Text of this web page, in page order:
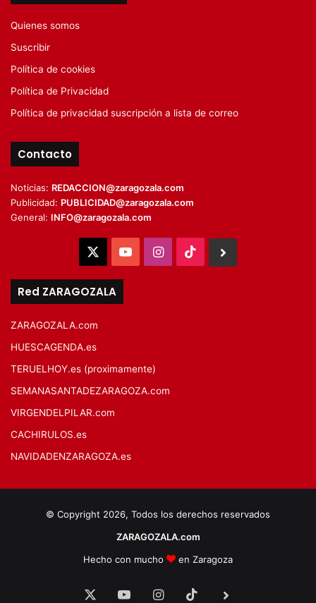
Quienes somos
Suscribir
Política de cookies
Política de Privacidad
Política de privacidad suscripción a lista de correo
Contacto
Noticias: REDACCION@zaragozala.com
Publicidad: PUBLICIDAD@zaragozala.com
General: INFO@zaragozala.com
YouTubeInstagram
TikTok
Red ZARAGOZALA
ZARAGOZALA.com
HUESCAGENDA.es
TERUELHOY.es (proximamente)
SEMANASANTADEZARAGOZA.com
VIRGENDELPILAR.com
CACHIRULOS.es
NAVIDADENZARAGOZA.es
© Copyright 2026, Todos los derechos reservados
ZARAGOZALA.com
Hecho con mucho
en Zaragoza
YouTubeInstagram
TikTok